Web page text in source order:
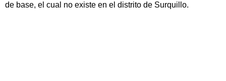
de base, el cual no existe en el distrito de Surquillo.